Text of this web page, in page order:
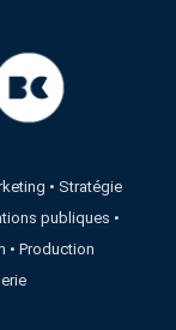
• Stratégie
publiques •
• Production